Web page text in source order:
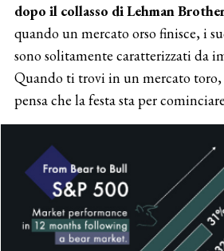
dopo il collasso di Lehman
quando un mercato orso finisce, i
sono solitamente caratterizzati da
Quando ti trovi in un mercato toro,
pensa che la festa sta per